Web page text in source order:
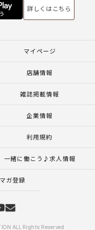
詳しくはこちら
マイページ
店舗情報
雑誌掲載情報
企業情報
利用規約
一緒に働こう♪求人情報
ガ登録
ALL Rights Reserved